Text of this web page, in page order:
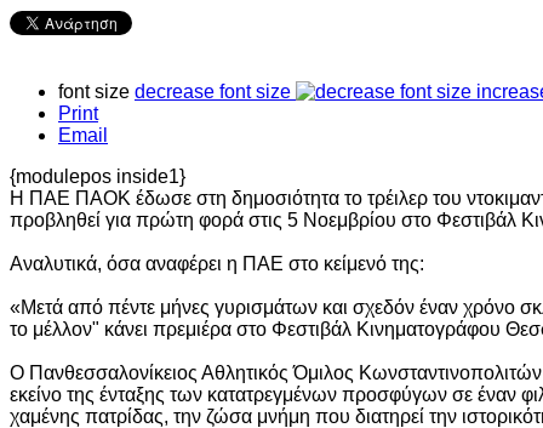
font size decrease font size
Print
Email
{modulepos inside1}
Η ΠΑΕ ΠΑΟΚ έδωσε στη δημοσιότητα το τρέιλερ του
προβληθεί για πρώτη φορά στις 5 Νοεμβρίου στο Φεστιβάλ
Αναλυτικά, όσα αναφέρει η ΠΑΕ στο κείμενό της:
«Μετά από πέντε μήνες γυρισμάτων και σχεδόν έναν χρόνο
το μέλλον" κάνει πρεμιέρα στο Φεστιβάλ Κινηματογράφου
Ο Πανθεσσαλονίκειος Αθλητικός Όμιλος
εκείνο της ένταξης των κατατρεγμένων προσφύγων σε έναν
χαμένης πατρίδας, την ζώσα μνήμη που διατηρεί την